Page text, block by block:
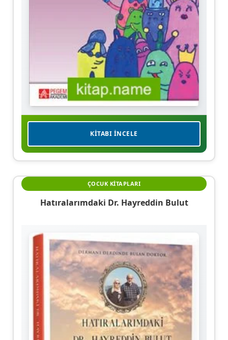
KITABI İNCELE
ÇOCUK KITAPLARI
Hatıralarımdaki Dr. Hayreddin Bulut